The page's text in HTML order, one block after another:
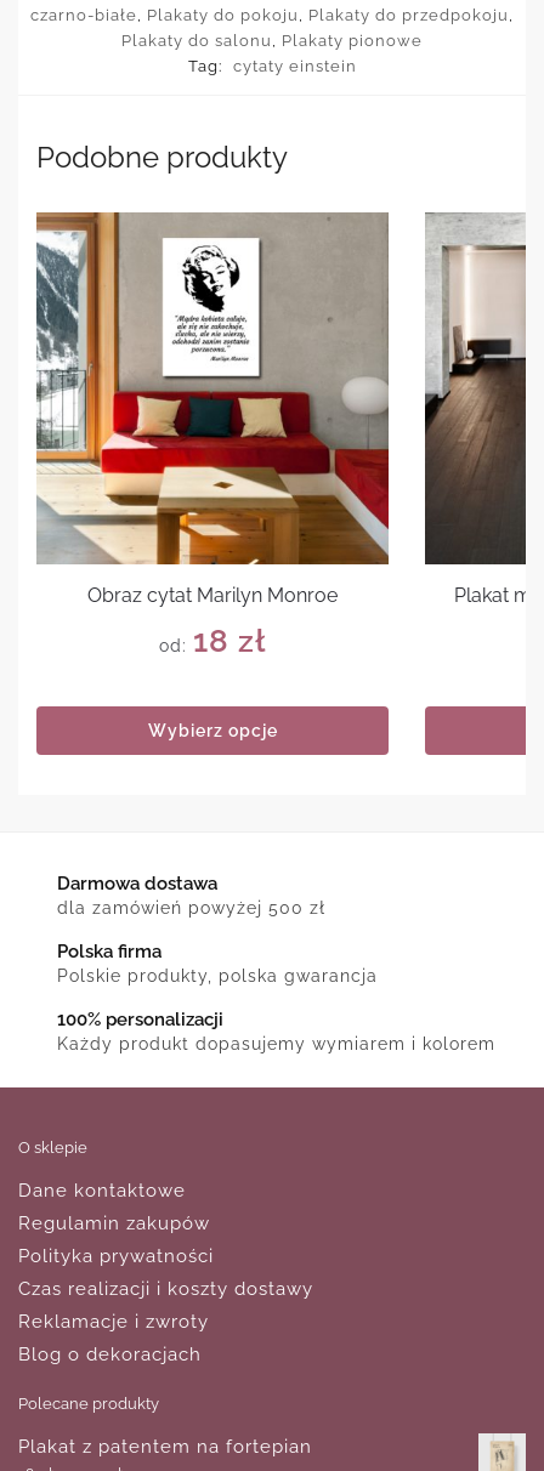
czarno-białe
Plakaty do pokoju Plakaty do przedpokoju
Plakaty do salonu
Plakaty pionowe
Tag:
cytaty einstein
Podobne produkty
Obraz cytat Marilyn Monroe
od: 18 zł
Wybierz opcje
Plakat
Darmowa dostawa
dla zamówień powyżej 500 zł
Polska firma
Polskie produkty, polska gwarancja
100% personalizacji
Każdy produkt dopasujemy wymiarem i kolorem
O sklepie
Dane kontaktowe
Regulamin zakupów
Polityka prywatności
Czas realizacji i koszty dostawy
Reklamacje i zwroty
Blog o dekoracjach
Polecane produkty
Plakat z patentem na fortepian